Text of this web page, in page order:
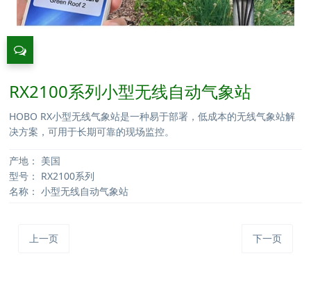
RX2100系列小型无线自动气象站
HOBO RX小型无线气象站是一种易于部署，低成本的无线气象站解
决方案，可用于长期可靠的现场监控。
产地： 美国
型号： RX2100系列
名称： 小型无线自动气象站
上一页 下一页